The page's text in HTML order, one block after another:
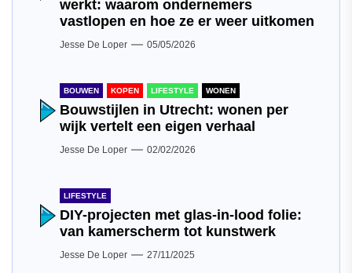
werkt: waarom ondernemers
vastlopen en hoe ze er weer uitkomen
Jesse De Loper 05/05/2026
BOUWEN KOPEN LIFESTYLE WONEN
Bouwstijlen in Utrecht: wonen per
wijk vertelt een eigen verhaal
Jesse De Loper 02/02/2026
LIFESTYLE
DIY-projecten met glas-in-lood folie:
van kamerscherm tot kunstwerk
Jesse De Loper 27/11/2025